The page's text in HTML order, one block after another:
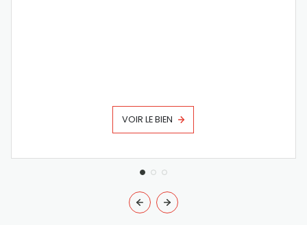
VOIR LE BIEN